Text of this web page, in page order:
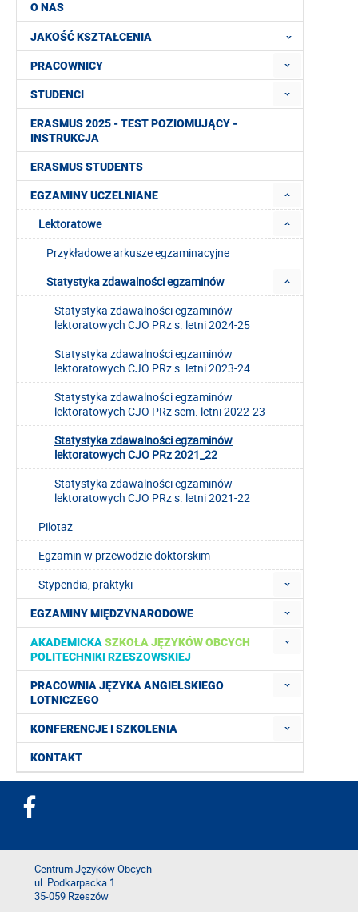
O NAS
JAKOŚĆ KSZTAŁCENIA
PRACOWNICY
STUDENCI
ERASMUS 2025 - TEST POZIOMUJĄCY -
INSTRUKCJA
ERASMUS STUDENTS
EGZAMINY UCZELNIANE
Lektoratowe
Przykładowe arkusze egzaminacyjne
Statystyka zdawalności egzaminów
Statystyka zdawalności egzaminów
lektoratowych CJO PRz s. letni 2024-25
Statystyka zdawalności egzaminów
lektoratowych CJO PRz s. letni 2023-24
Statystyka zdawalności egzaminów
lektoratowych CJO PRz sem. letni 2022-23
Statystyka zdawalności egzaminów
lektoratowych CJO PRz 2021_22
Statystyka zdawalności egzaminów
lektoratowych CJO PRz s. letni 2021-22
Pilotaż
Egzamin w przewodzie doktorskim
Stypendia, praktyki
EGZAMINY MIĘDZYNARODOWE
AKADEMICKA SZKOŁA JĘZYKÓW OBCYCH
POLITECHNIKI RZESZOWSKIEJ
PRACOWNIA JĘZYKA ANGIELSKIEGO
LOTNICZEGO
KONFERENCJE I SZKOLENIA
KONTAKT
Centrum Języków Obcych
ul. Podkarpacka 1
35-059 Rzeszów